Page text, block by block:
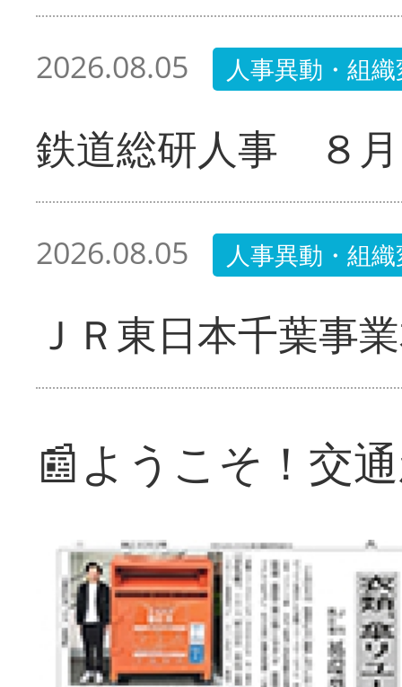
2026.08.05 人事異動・組
鉄道総研人事 ８
2026.08.05 人事異動・組
ＪＲ東日本千葉事
📰ようこそ！交